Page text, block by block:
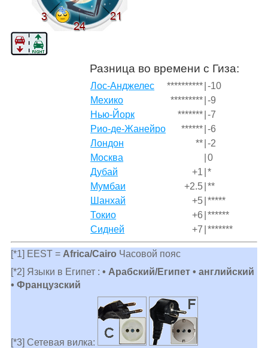
Разница во времени с Гиза:
Лос-Анджелес ********** -10
Мехико
********* -9
Нью-Йорк
******* -7
Рио-де-Жанейро
****** -6
Лондон
** -2
Москва
0
Дубай
+1 *
Мумбаи
+2.5 **
Шанхай
+5 *****
Токио
+6 ******
Сидней
+7 *******
[*1] EEST = Africa/Cairo Часовой пояс
[*2] Языки в Египет : • Арабский/Египет • английский
• Французский
[*3] Сетевая вилка: